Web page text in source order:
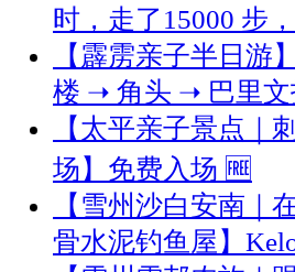
时，走了15000 步
【霹雳亲子半日游
楼 ➝ 角头 ➝ 巴里
【太平亲子景点｜
场】免费入场 🆓
【雪州沙白安南｜
骨水泥钓鱼屋】